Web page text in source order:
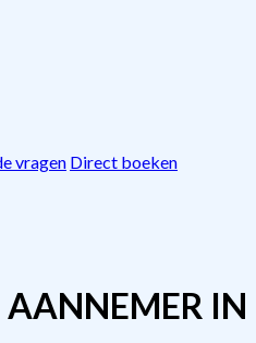
vragen Direct boeken
AANNEMER IN